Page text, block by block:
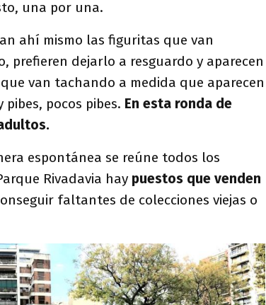
una por una.
ahí mismo las figuritas que van
prefieren dejarlo a resguardo y aparecen
van tachando a medida que aparecen
pocos pibes. En esta ronda de
espontánea se reúne todos los
Rivadavia hay puestos que venden
faltantes de colecciones viejas o